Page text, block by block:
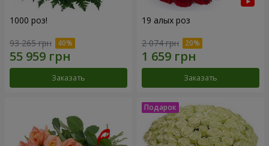
1000 роз!
93 265 грн
Заказать
19 алых роз
2 074 грн
Заказать